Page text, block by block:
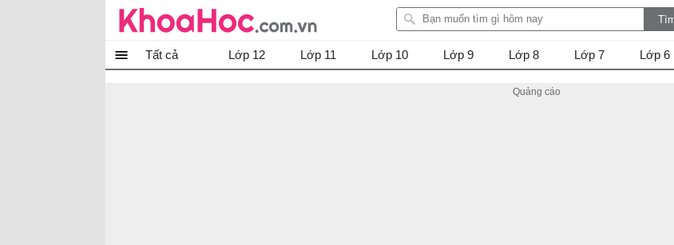
Tất cả Lớp 12 Lớp 11 Lớp 10 Lớp 9 Lớp 8 Lớp 7 Lớp 6